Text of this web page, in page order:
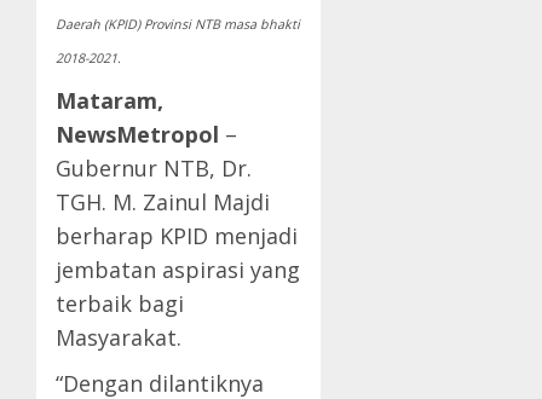
Daerah (KPID) Provinsi NTB masa bhakti
2018-2021.
Mataram,
NewsMetropol –
Gubernur NTB, Dr.
TGH. M. Zainul Majdi
berharap KPID menjadi
jembatan aspirasi yang
terbaik bagi
Masyarakat.
“Dengan dilantiknya